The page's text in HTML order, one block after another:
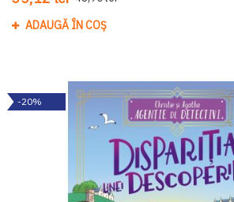
ADAUGĂ ÎN COȘ
-20%